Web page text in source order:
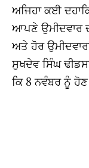
ਅਜਿਹਾ ਕਈ
ਆਪਣੇ ਉਮੀਦਵਾਰ
ਅਤੇ ਹੋਰ
ਸੁਖਦੇਵ ਸਿੰਘ
ਕਿ 8 ਨਵੰਬਰ ਨੂੰ